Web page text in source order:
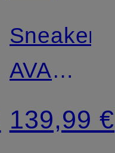
Sneaker
AVA
ROVER
139,99 €